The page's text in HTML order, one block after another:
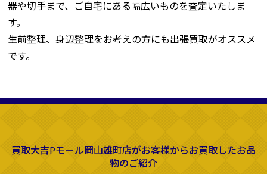
器や切手まで、ご自宅にある幅広いものを査定いたしま
す。
生前整理、身辺整理をお考えの方にも出張買取がオススメ
です。
買取大吉Pモール岡山雄町店がお客様からお買取したお品
物のご紹介